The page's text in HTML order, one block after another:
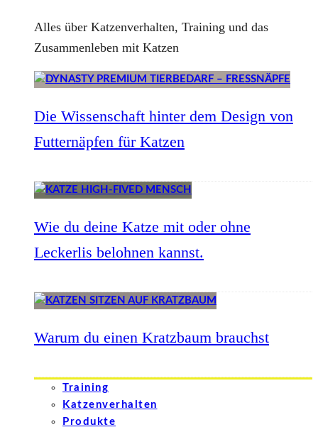
Alles über Katzenverhalten, Training und das
Zusammenleben mit Katzen
Die Wissenschaft hinter dem Design von
Futternäpfen für Katzen
Wie du deine Katze mit oder ohne
Leckerlis belohnen kannst.
Warum du einen Kratzbaum brauchst
Training
Katzenverhalten
Produkte